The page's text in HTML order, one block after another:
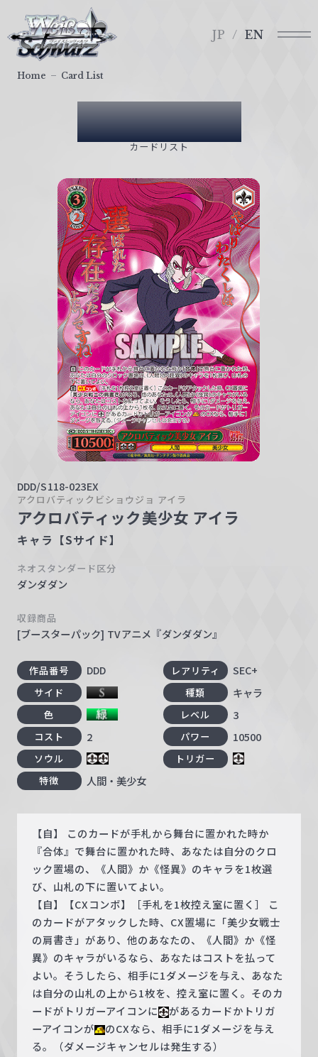
ァ
イ
JP EN
Card List
カードリスト
Home Card List
DDD/S118-023EX
アクロバティックビショウジョ アイラ
アクロバティック美少女 アイラ
キャラ【Sサイド】
ネオスタンダード区分
ダンダダン
収録商品
[ブースターパック] TVアニメ『ダンダダン』
作品番号 DDD レアリティ SEC+
サイド 種類 キャラ
色 レベル 3
コスト 2 パワー 10500
ソウル
トリガー
特徴
人間・美少女
【自】 このカードが手札から舞台に置かれた時か
『合体』で舞台に置かれた時、あなたは自分のクロ
ック置場の、《人間》か《怪異》のキャラを1枚選
び、山札の下に置いてよい。
【自】【CXコンボ】［手札を1枚控え室に置く］ こ
のカードがアタックした時、CX置場に「美少女戦士
の肩書き」があり、他のあなたの、《人間》か《怪
異》のキャラがいるなら、あなたはコストを払って
よい。そうしたら、相手に1ダメージを与え、あなた
は自分の山札の上から1枚を、控え室に置く。そのカ
ードがトリガーアイコンに
があるカードかトリガ
ーアイコンが
のCXなら、相手に1ダメージを与え
る。（ダメージキャンセルは発生する）